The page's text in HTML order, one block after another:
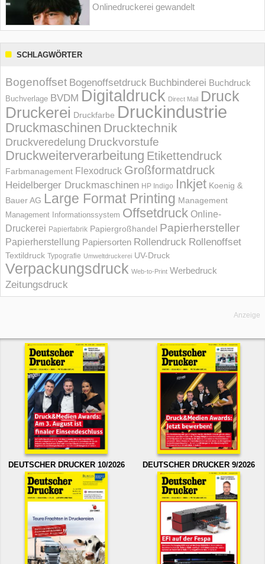
Onlinedruckerei gewandelt
SCHLAGWÖRTER
Bogenoffset Bogenoffsetdruck Buchbinderei Buchdruck
Buchverlage BVDM Digitaldruck Direct Mail Druck
Druckerei Druckfarbe Druckindustrie
Druckmaschinen Drucktechnik
Druckveredelung Druckvorstufe
Druckweiterverarbeitung Etikettendruck
Farbmanagement Flexodruck Großformatdruck
Heidelberger Druckmaschinen HP Indigo Inkjet Koenig &
Bauer AG Large Format Printing Management
Management Informations­system Offsetdruck Online-
Druckerei Papierfabrik Papiergroßhandel Papierhersteller
Papierherstellung Papiersorten Rollendruck Rollenoffset
Textildruck Typografie Umweltdruckerei UV-Druck
Verpackungsdruck Web-to-Print Werbedruck
Zeitungsdruck
Anzeige
DEUTSCHER DRUCKER 10/2026 DEUTSCHER DRUCKER 9/2026